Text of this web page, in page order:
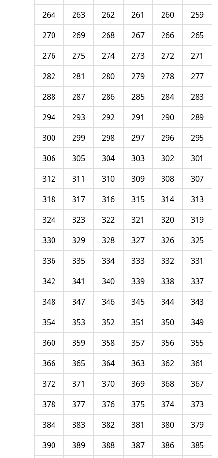
259
260
261
262
263
264
265
266
267
268
269
270
271
272
273
274
275
276
277
278
279
280
281
282
283
284
285
286
287
288
289
290
291
292
293
294
295
296
297
298
299
300
301
302
303
304
305
306
307
308
309
310
311
312
313
314
315
316
317
318
319
320
321
322
323
324
325
326
327
328
329
330
331
332
333
334
335
336
337
338
339
340
341
342
343
344
345
346
347
348
349
350
351
352
353
354
355
356
357
358
359
360
361
362
363
364
365
366
367
368
369
370
371
372
373
374
375
376
377
378
379
380
381
382
383
384
385
386
387
388
389
390